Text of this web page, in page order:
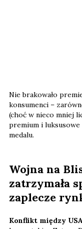
Nie brakowało
konsumenci –
(choć w nieco mniej
premium i
medalu.
Wojna na
zatrzymała
zaplecze
Konflikt między